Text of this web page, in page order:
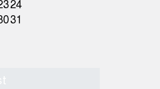
24
31